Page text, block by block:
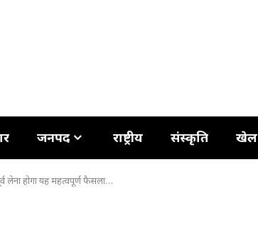
जनपद राष्ट्रीय संस्कृति खेल
लेना होगा यह महत्वपूर्ण फैसला…